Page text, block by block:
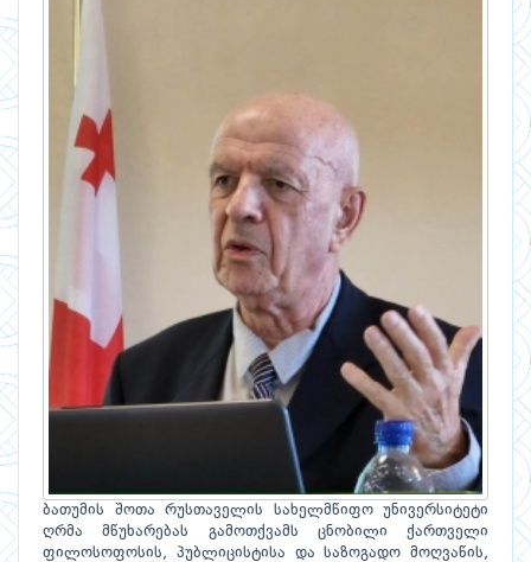
ბათუმის შოთა რუსთაველის სახელმწიფო უნივერსიტეტი
ღრმა მწუხარებას გამოთქვამს ცნობილი ქართველი
ფილოსოფოსის, პუბლიცისტისა და საზოგადო მოღვაწის,